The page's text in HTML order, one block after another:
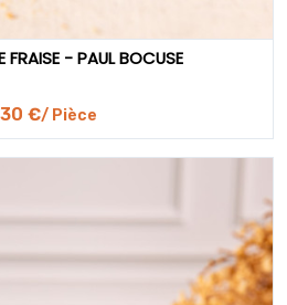
FRAISE - PAUL BOCUSE
€/ Pièce